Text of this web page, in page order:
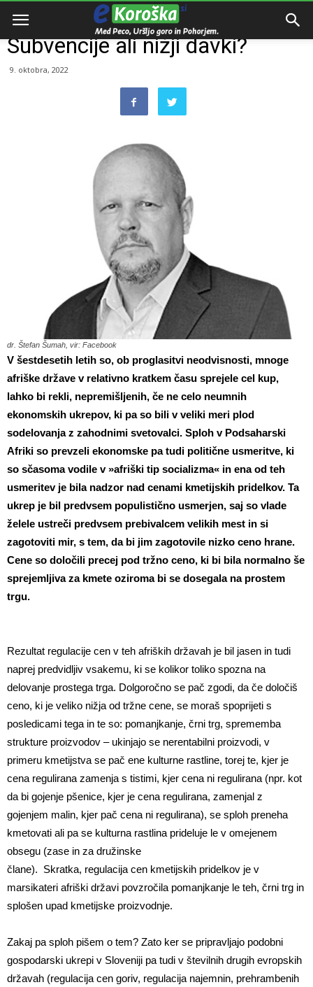
Domov
Subvencije ali nižji davki?
9. oktobra, 2022
dr. Štefan Šumah, vir: Facebook
V šestdesetih letih so, ob proglasitvi neodvisnosti, mnoge
afriške države v relativno kratkem času sprejele cel kup,
lahko bi rekli, nepremišljenih, če ne celo neumnih
ekonomskih ukrepov, ki pa so bili v veliki meri plod
sodelovanja z zahodnimi svetovalci. Sploh v Podsaharski
Afriki so prevzeli ekonomske pa tudi politične usmeritve, ki
so sčasoma vodile v »afriški tip socializma« in ena od teh
usmeritev je bila nadzor nad cenami kmetijskih pridelkov. Ta
ukrep je bil predvsem populistično usmerjen, saj so vlade
želele ustreči predvsem prebivalcem velikih mest in si
zagotoviti mir, s tem, da bi jim zagotovile nizko ceno hrane.
Cene so določili precej pod tržno ceno, ki bi bila normalno še
sprejemljiva za kmete oziroma bi se dosegala na prostem
trgu.
Rezultat regulacije cen v teh afriških državah je bil jasen in tudi
naprej predvidljiv vsakemu, ki se kolikor toliko spozna na
delovanje prostega trga. Dolgoročno se pač zgodi, da če določiš
ceno, ki je veliko nižja od tržne cene, se moraš spoprijeti s
posledicami tega in te so: pomanjkanje, črni trg, sprememba
strukture proizvodov – ukinjajo se nerentabilni proizvodi, v
primeru kmetijstva se pač ene kulturne rastline, torej te, kjer je
cena regulirana zamenja s tistimi, kjer cena ni regulirana (npr. kot
da bi gojenje pšenice, kjer je cena regulirana, zamenjal z
gojenjem malin, kjer pač cena ni regulirana), se sploh preneha
kmetovati ali pa se kulturna rastlina prideluje le v omejenem
obsegu (zase in za družinske
člane). Skratka, regulacija cen kmetijskih pridelkov je v
marsikateri afriški državi povzročila pomanjkanje le teh, črni trg in
splošen upad kmetijske proizvodnje.
Zakaj pa sploh pišem o tem? Zato ker se pripravljajo podobni
gospodarski ukrepi v Sloveniji pa tudi v številnih drugih evropskih
državah (regulacija cen goriv, regulacija najemnin, prehrambenih